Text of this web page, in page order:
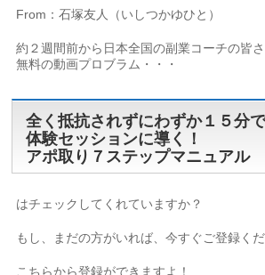
From：石塚友人（いしつかゆひと）
約２週間前から日本全国の副業コーチの皆
無料の動画プロブラム・・・
全く抵抗されずにわずか１５分
体験セッションに導く！
アポ取り７ステップマニュアル
はチェックしてくれていますか？
もし、まだの方がいれば、今すぐご登録くだ
こちらから登録ができますよ！